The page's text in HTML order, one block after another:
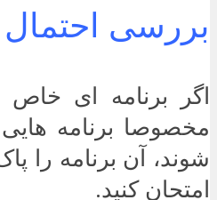
بررسی احتمال
اگر برنامه ای خاص
مخصوصا برنامه
شوند، آن برنامه را
امتحان کنید.